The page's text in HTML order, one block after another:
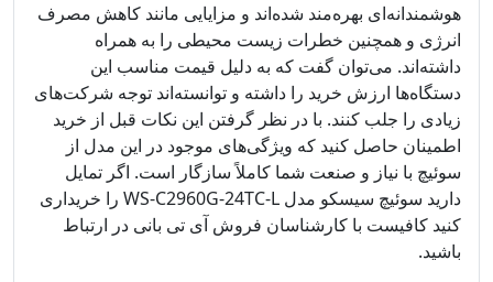
هوشمندانه‌ای بهره‌مند شده‌اند و مزایایی مانند کاهش مصرف
انرژی و همچنین خطرات زیست محیطی را به همراه
داشته‌اند. می‌توان گفت که به دلیل قیمت مناسب این
دستگاه‌ها ارزش خرید را داشته و توانسته‌اند توجه شرکت‌های
زیادی را جلب کنند. با در نظر گرفتن این نکات قبل از خرید
اطمینان حاصل کنید که ویژگی‌های موجود در این مدل از
سوئیچ با نیاز و صنعت شما کاملاً سازگار است. اگر تمایل
دارید سوئیچ سیسکو مدل WS-C2960G-24TC-L را خریداری
کنید کافیست با کارشناسان فروش آی تی بانی در ارتباط
باشید.